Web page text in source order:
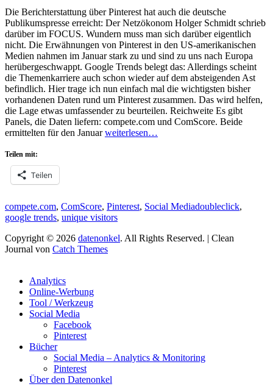
Die Berichterstattung über Pinterest hat auch die deutsche
Publikumspresse erreicht: Der Netzökonom Holger Schmidt schrieb
darüber im FOCUS. Wundern muss man sich darüber eigentlich
nicht. Die Erwähnungen von Pinterest in den US-amerikanischen
Medien nahmen im Januar stark zu und sind zu uns nach Europa
herübergeschwappt. Google Trends belegt das: Allerdings scheint
die Themenkarriere auch schon wieder auf dem absteigenden Ast
befindlich. Hier trage ich nun einfach mal die wichtigsten bisher
vorhandenen Daten rund um Pinterest zusammen. Das wird helfen,
die Lage etwas umfassender zu beurteilen. Reichweite Es gibt
Panels, die Daten liefern: compete.com und ComScore. Beide
ermittelten für den Januarweiterlesen…
Teilen mit:
Teilen
Kategorien
compete.com, ComScore, Pinterest, Social MediaSchlagworte
doubleclick,
google trends, unique visitors
Copyright © 2026 datenonkel. All Rights Reserved. | Clean
Journal von Catch Themes
Analytics
Online-Werbung
Tool / Werkzeug
Social Media
Facebook
Pinterest
Bücher
Social Media – Analytics & Monitoring
Pinterest
Über den Datenonkel